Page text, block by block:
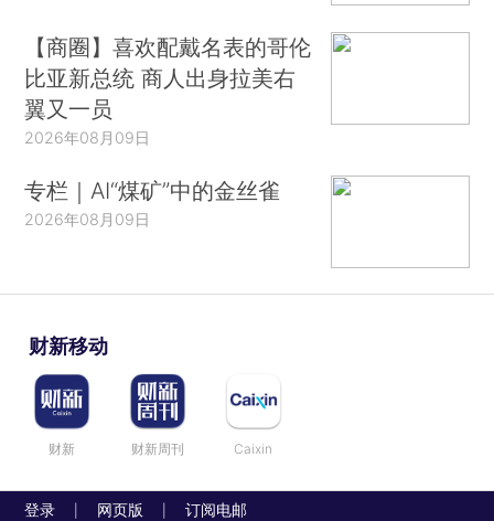
【商圈】喜欢配戴名表的哥伦
比亚新总统 商人出身拉美右
翼又一员
2026年08月09日
专栏｜AI“煤矿”中的金丝雀
2026年08月09日
财新移动
财新 财新周刊 Caixin
登录 网页版 订阅电邮